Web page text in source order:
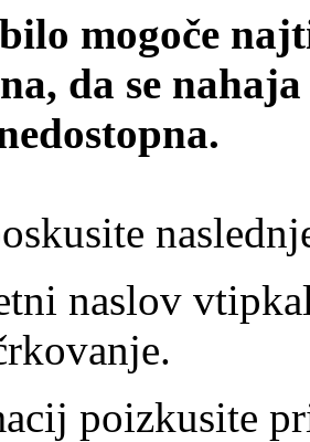
mogoče
da se
naslov
poizkusite